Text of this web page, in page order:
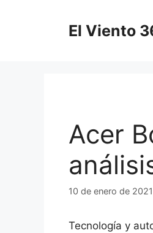
El Viento
Acer
10 de enero de 2021
Tecnología y